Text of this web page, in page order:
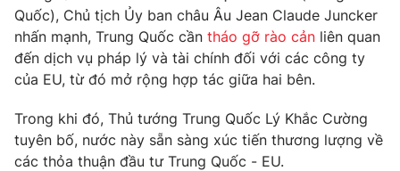
Câu chuyện quốc tế
Thị trường
Góc doanh nghiệp
Truyền hình
Phim VTV
Hậu trường
Nhân vật
Điện ảnh
Đời sống
Quốc), Chủ tịch Ủy ban châu Âu Jean Claude Juncker
nhấn mạnh, Trung Quốc cần tháo gỡ rào cản liên quan
đến dịch vụ pháp lý và tài chính đối với các công ty
của EU, từ đó mở rộng hợp tác giữa hai bên.
Trong khi đó, Thủ tướng Trung Quốc Lý Khắc Cường
tuyên bố, nước này sẵn sàng xúc tiến thương lượng về
các thỏa thuận đầu tư Trung Quốc - EU.